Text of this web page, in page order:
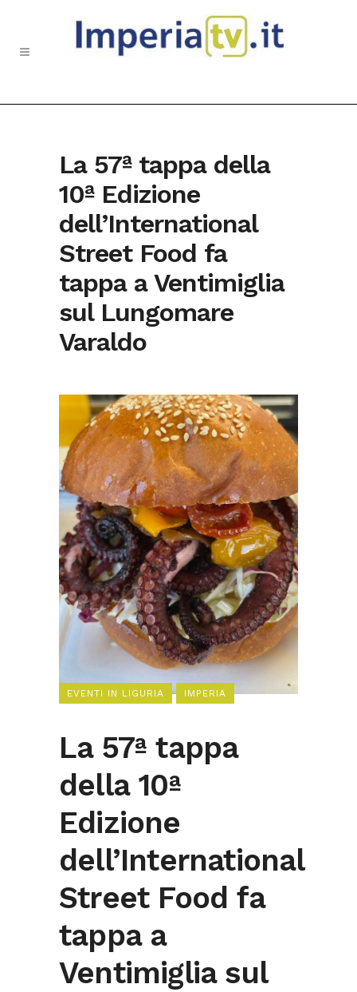
La 57ª tappa della
10ª Edizione
dell’International
Street Food fa
tappa a Ventimiglia
sul Lungomare
Varaldo
EVENTI IN LIGURIA IMPERIA
La 57ª tappa
della 10ª
Edizione
dell’International
Street Food fa
tappa a
Ventimiglia sul